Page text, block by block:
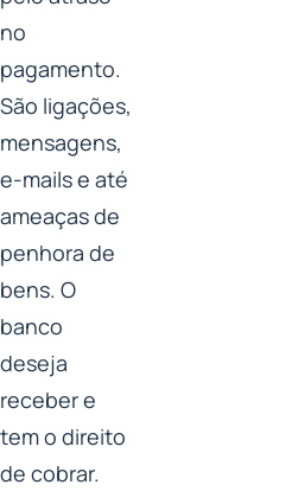
no
pagamento.
São ligações,
mensagens,
e-mails e até
ameaças de
penhora de
bens. O
banco
deseja
receber e
tem o direito
de cobrar.